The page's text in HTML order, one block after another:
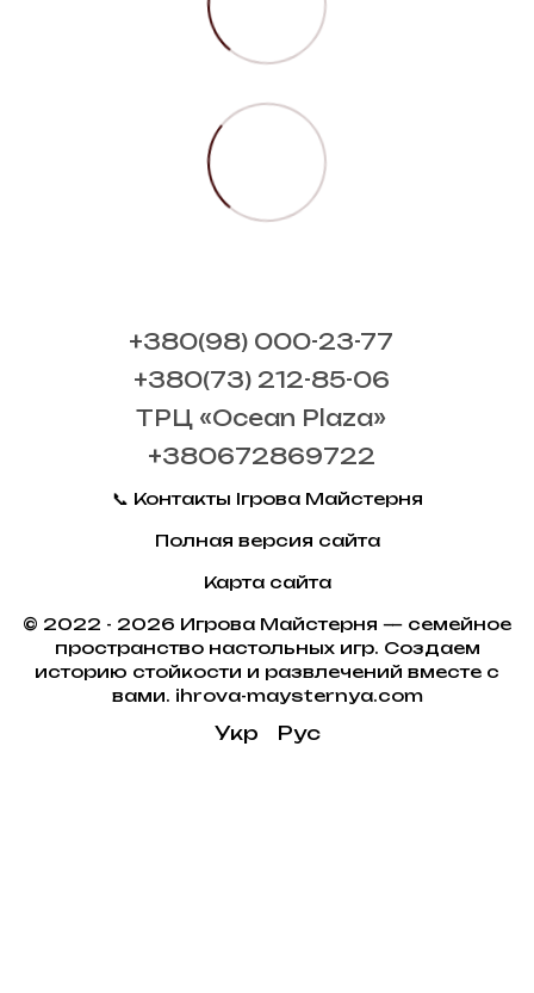
+380(98) 000-23-77
+380(73) 212-85-06
ТРЦ «Ocean Plaza»
+380672869722
📞 Контакты Ігрова Майстерня
Полная версия сайта
Карта сайта
© 2022 - 2026 Игрова Майстерня — семейное
пространство настольных игр. Создаем
историю стойкости и развлечений вместе с
вами. ihrova-maysternya.com
Укр Рус